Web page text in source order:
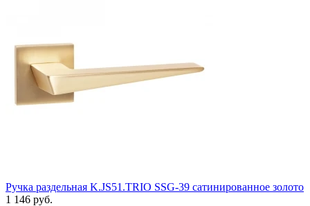
Ручка раздельная K.JS51.TRIO SSG-39 сатинированное золото
1 146 руб.